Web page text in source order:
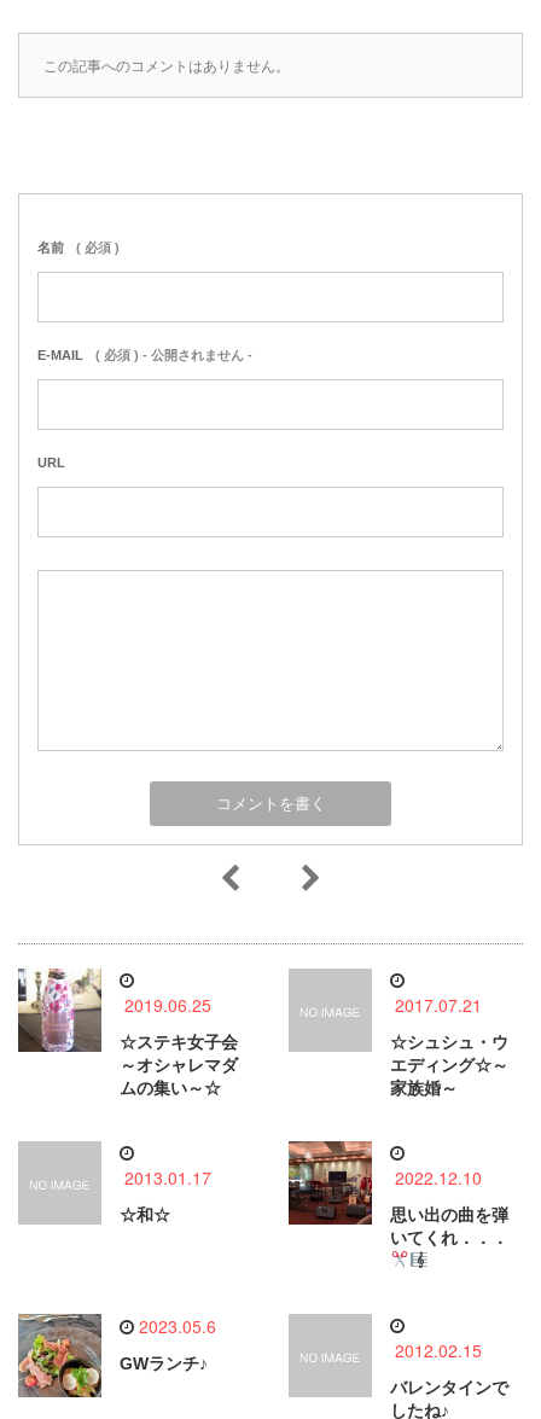
この記事へのコメントはありません。
名前 ( 必須 )
E-MAIL ( 必須 ) - 公開されません -
URL
2019.06.25
☆ステキ女子会
～オシャレマダ
ムの集い～☆
2017.07.21
☆シュシュ・ウ
エディング☆～
家族婚～
2013.01.17
☆和☆
2022.12.10
思い出の曲を弾
いてくれ．．．
2023.05.6
GWランチ♪
2012.02.15
バレンタインで
したね♪